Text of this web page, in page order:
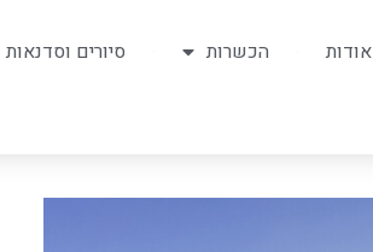
אודות הכשרות סיורים וסדנאות